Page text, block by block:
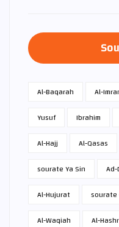
Al-Baqarah Al-
Yusuf
Ibrahim
Al-Hajj
Al-Qasas
sourate Ya Sin
Al-Hujurat
sourate
Al-Waqiah
Al-Hashr